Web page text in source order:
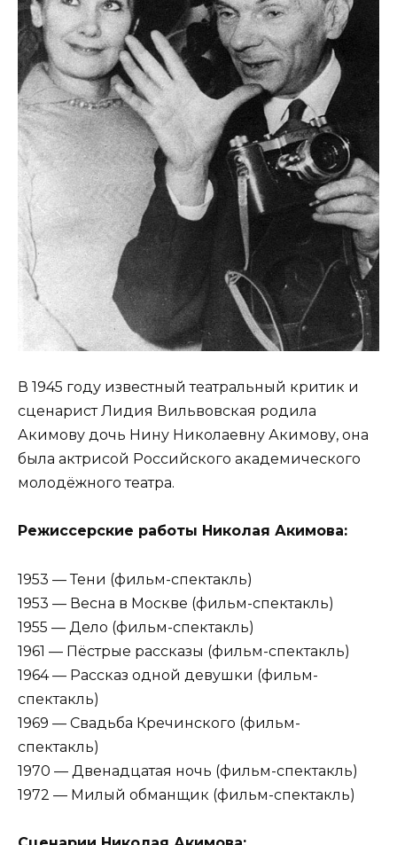
В 1945 году известный театральный критик и
сценарист Лидия Вильвовская родила
Акимову дочь Нину Николаевну Акимову, она
была актрисой Российского академического
молодёжного театра.
Режиссерские работы Николая Акимова:
1953 — Тени (фильм-спектакль)
1953 — Весна в Москве (фильм-спектакль)
1955 — Дело (фильм-спектакль)
1961 — Пёстрые рассказы (фильм-спектакль)
1964 — Рассказ одной девушки (фильм-
спектакль)
1969 — Свадьба Кречинского (фильм-
спектакль)
1970 — Двенадцатая ночь (фильм-спектакль)
1972 — Милый обманщик (фильм-спектакль)